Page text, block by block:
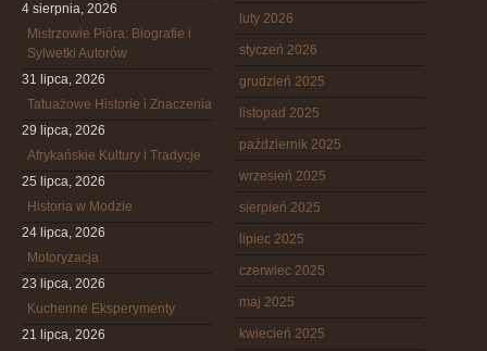
4 sierpnia, 2026
Mistrzowie Pióra: Biografie i
Sylwetki Autorów
31 lipca, 2026
Tatuażowe Historie i Znaczenia
29 lipca, 2026
Afrykańskie Kultury i Tradycje
25 lipca, 2026
Historia w Modzie
24 lipca, 2026
Motoryzacja
23 lipca, 2026
Kuchenne Eksperymenty
21 lipca, 2026
luty 2026
styczeń 2026
grudzień 2025
listopad 2025
październik 2025
wrzesień 2025
sierpień 2025
lipiec 2025
czerwiec 2025
maj 2025
kwiecień 2025